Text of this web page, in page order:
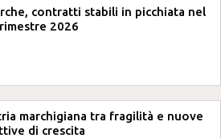
contratti stabili in picchiata nel
2026
marchigiana tra fragilità e nuove
di crescita